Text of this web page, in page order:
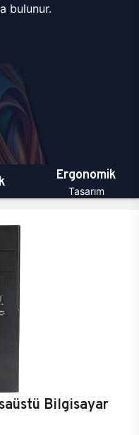
bulunur.
Ergonomik
Tasarım
Bilgisayar